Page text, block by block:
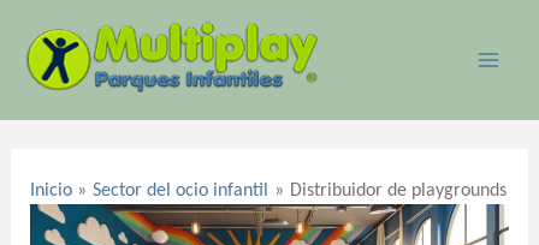
contenido
Inicio Sector del ocio infantil Distribuidor de playgrounds
entradas